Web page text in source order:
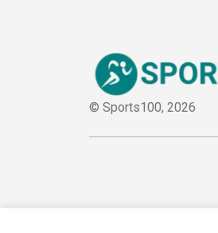
© Sports100, 2026